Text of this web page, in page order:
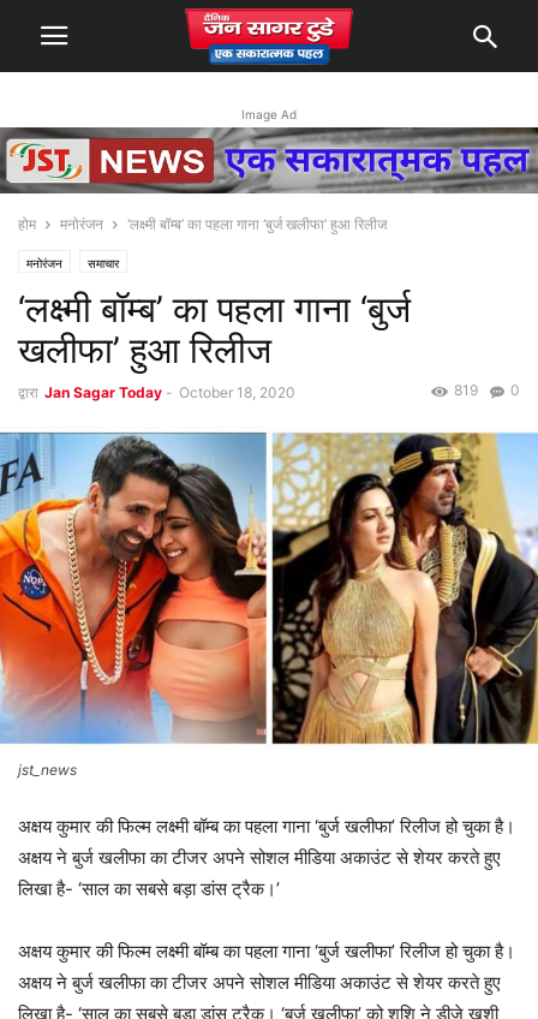
Image Ad
होम मनोरंजन ‘लक्ष्मी बॉम्ब’ का पहला गाना ‘बुर्ज खलीफा’ हुआ रिलीज
मनोरंजन समाचार
‘लक्ष्मी बॉम्ब’ का पहला गाना ‘बुर्ज
खलीफा’ हुआ रिलीज
द्वारा Jan Sagar Today - October 18, 2020 0
819
jst_news
अक्षय कुमार की फिल्म लक्ष्मी बॉम्ब का पहला गाना ‘बुर्ज खलीफा’ रिलीज हो चुका है।
अक्षय ने बुर्ज खलीफा का टीजर अपने सोशल मीडिया अकाउंट से शेयर करते हुए
लिखा है- ‘साल का सबसे बड़ा डांस ट्रैक।’
अक्षय कुमार की फिल्म लक्ष्मी बॉम्ब का पहला गाना ‘बुर्ज खलीफा’ रिलीज हो चुका है।
अक्षय ने बुर्ज खलीफा का टीजर अपने सोशल मीडिया अकाउंट से शेयर करते हुए
लिखा है- ‘साल का सबसे बड़ा डांस ट्रैक। ‘बुर्ज खलीफा’ को शशि ने डीजे खुशी